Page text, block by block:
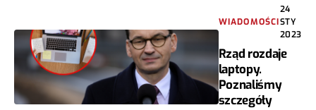
WIADOMOŚCI
24
STY
2023
Rząd rozdaje
laptopy.
Poznaliśmy
szczegóły